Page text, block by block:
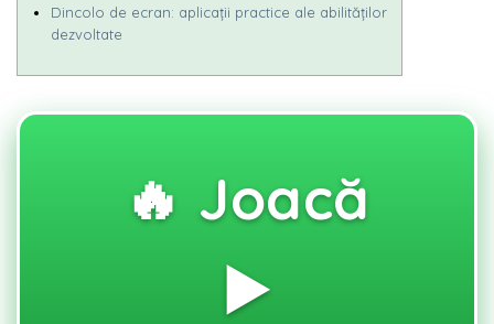
Dincolo de ecran: aplicații practice ale abilităților
dezvoltate
🔥 Joacă
▶️